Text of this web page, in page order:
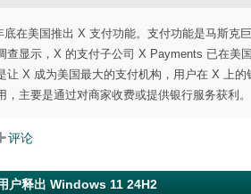
在美国推出 X 支付功能。支付功能是马斯克
查显示，X 的支付子公司 X Payments 已在美
让 X 成为美国最大的支付机构，用户在 X 上
主要是通过对商家收费或提供银行服务获利。
评论
户释出 Windows 11 24H2